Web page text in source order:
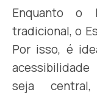
Enquanto o
tradicional, o
Por isso, é
seja